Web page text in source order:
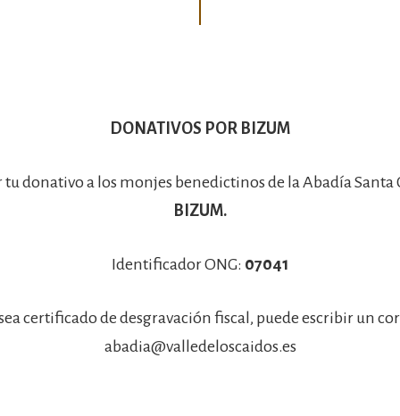
DONATIVOS POR BIZUM
tu donativo a los monjes benedictinos de la Abadía Santa
BIZUM.
Identificador ONG: 07041
certificado de desgravación fiscal, puede escribir un
abadia@valledeloscaidos.es